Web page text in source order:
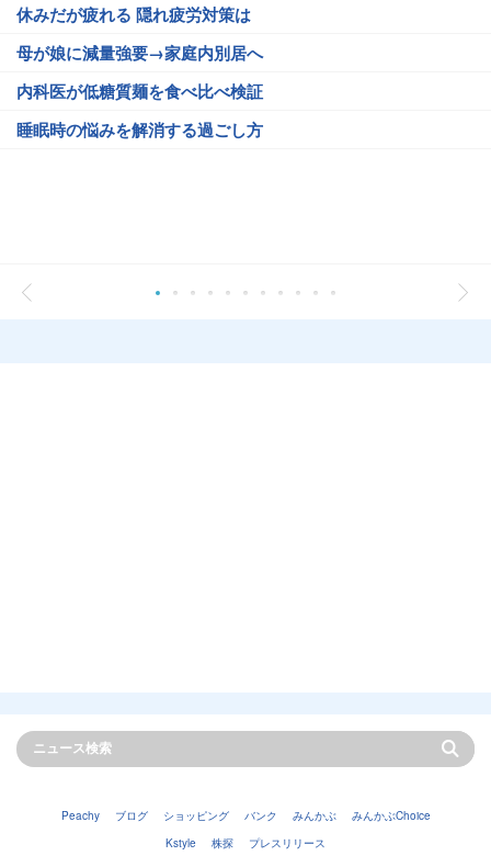
休みだが疲れる 隠れ疲労対策は
母が娘に減量強要→家庭内別居へ
内科医が低糖質麺を食べ比べ検証
睡眠時の悩みを解消する過ごし方
Peachy ブログ ショッピング バンク みんかぶ
みんかぶChoice
Kstyle
株探 プレスリリース